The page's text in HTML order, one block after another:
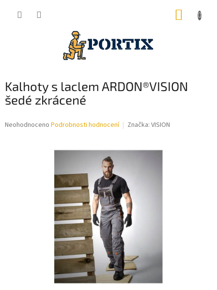
Kalhoty s laclem ARDON®VISION
šedé zkrácené
Průměrné
Neohodnoceno Podrobnosti hodnocení Značka: VISION